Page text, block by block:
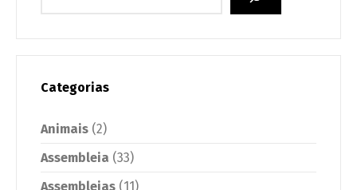
Categorias
Animais (2)
Assembleia (33)
Assembleias (11)